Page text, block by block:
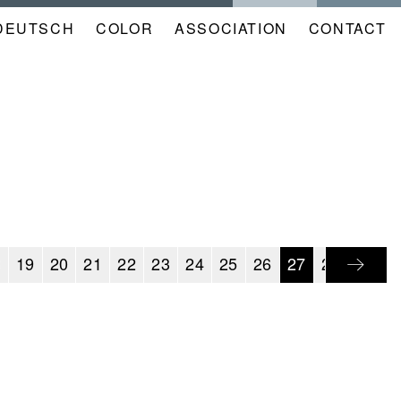
COLOR NAVIGATION
ASSOCIATION CONTACT
19 20 21 22 23 24 25 26 27 28 29